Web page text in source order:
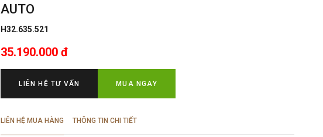
AUTO
H32.635.521
35.190.000 đ
LIÊN HỆ TƯ VẤN MUA NGAY
LIÊN HỆ MUA HÀNG THÔNG TIN CHI TIẾT